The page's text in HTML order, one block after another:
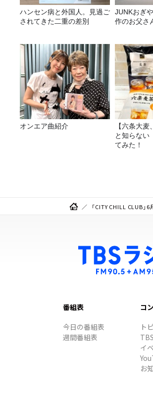
ハンセン病と外国人。見過ご
されてきた二重の差別
JUNKおぎ
作のお父さ
オンエア曲紹介
【六条大
と知らない
てみた！
「CITY CHILL CLUB」6
番組表
今日の番組表
週間番組表
コ
ト
イ
お